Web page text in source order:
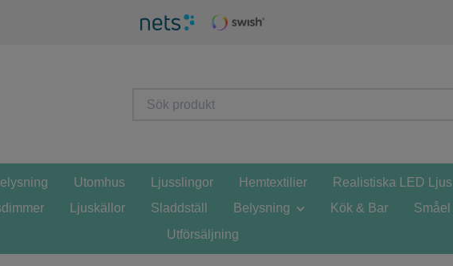
Utomhus Ljusslingor Hemtextilier Realistiska LED Ljus
Ljuskällor Sladdställ Belysning Kök & Bar Småel
Utförsäljning